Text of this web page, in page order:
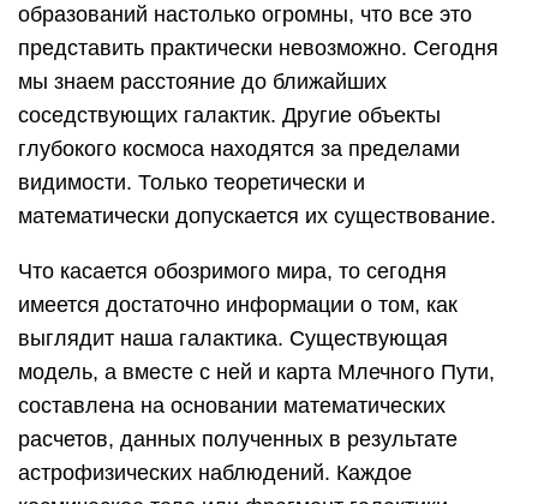
образований настолько огромны, что все это
представить практически невозможно. Сегодня
мы знаем расстояние до ближайших
соседствующих галактик. Другие объекты
глубокого космоса находятся за пределами
видимости. Только теоретически и
математически допускается их существование.
Что касается обозримого мира, то сегодня
имеется достаточно информации о том, как
выглядит наша галактика. Существующая
модель, а вместе с ней и карта Млечного Пути,
составлена на основании математических
расчетов, данных полученных в результате
астрофизических наблюдений. Каждое